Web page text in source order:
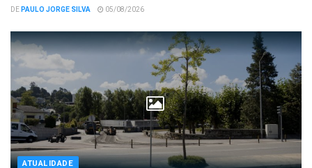
DEPAULO JORGE SILVA 05/08/2026
ATUALIDADE